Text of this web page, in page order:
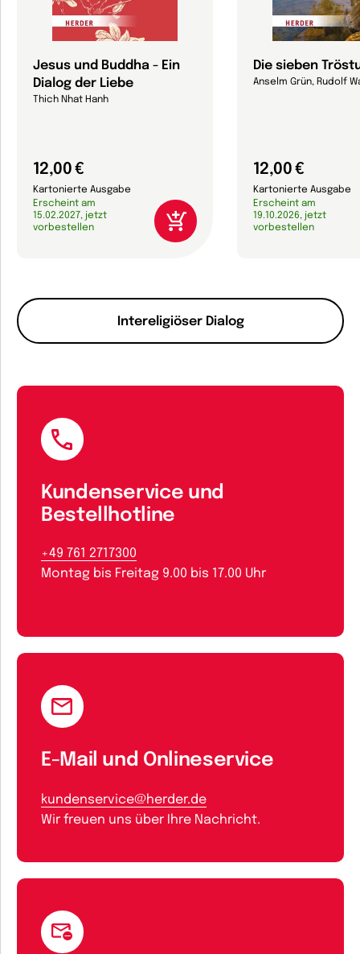
Intereligiöser Dialog
Jesus und Buddha - Ein
Dialog der Liebe
Thich Nhat Hanh
12,00 €
Kartonierte Ausgabe
Erscheint am
15.02.2027, jetzt
vorbestellen
Die sieben
Anselm Grün, Rudolf
12,00 €
Kartonierte Ausgabe
Erscheint am
19.10.2026, jetzt
vorbestellen
Kundenservice und
Bestellhotline
+49 761 2717300
Montag bis Freitag 9.00 bis 17.00 Uhr
E-Mail und Onlineservice
kundenservice@herder.de
Wir freuen uns über Ihre Nachricht.